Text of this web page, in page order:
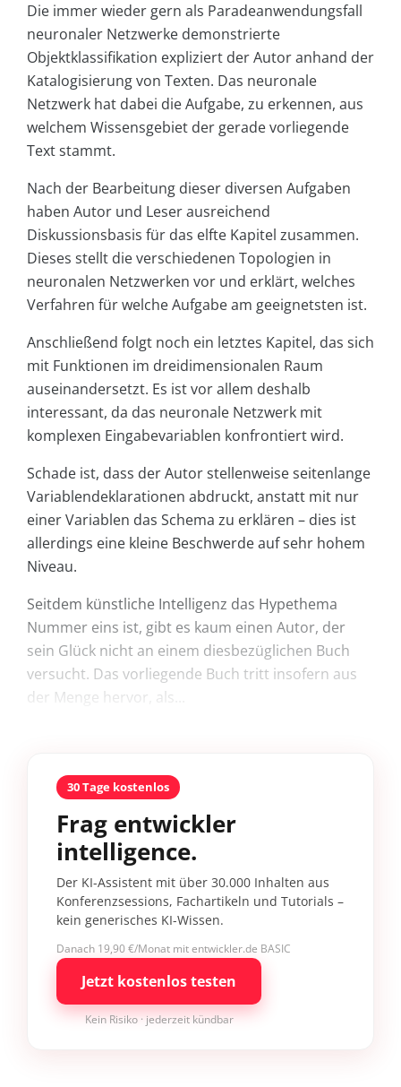
Die immer wieder gern als Paradeanwendungsfall
neuronaler Netzwerke demonstrierte
Objektklassifikation expliziert der Autor anhand der
Katalogisierung von Texten. Das neuronale
Netzwerk hat dabei die Aufgabe, zu erkennen, aus
welchem Wissensgebiet der gerade vorliegende
Text stammt.
Nach der Bearbeitung dieser diversen Aufgaben
haben Autor und Leser ausreichend
Diskussionsbasis für das elfte Kapitel zusammen.
Dieses stellt die verschiedenen Topologien in
neuronalen Netzwerken vor und erklärt, welches
Verfahren für welche Aufgabe am geeignetsten ist.
Anschließend folgt noch ein letztes Kapitel, das sich
mit Funktionen im dreidimensionalen Raum
auseinandersetzt. Es ist vor allem deshalb
interessant, da das neuronale Netzwerk mit
komplexen Eingabevariablen konfrontiert wird.
Schade ist, dass der Autor stellenweise seitenlange
Variablendeklarationen abdruckt, anstatt mit nur
einer Variablen das Schema zu erklären – dies ist
allerdings eine kleine Beschwerde auf sehr hohem
Niveau.
Seitdem künstliche Intelligenz das Hypethema
Nummer eins ist, gibt es kaum einen Autor, der
sein Glück nicht an einem diesbezüglichen Buch
versucht. Das vorliegende Buch tritt insofern aus
der Menge hervor, als...
30 Tage kostenlos
Frag entwickler
intelligence.
Der KI-Assistent mit über 30.000 Inhalten aus
Konferenzsessions, Fachartikeln und Tutorials –
kein generisches KI-Wissen.
Danach 19,90 €/Monat mit entwickler.de BASIC
Jetzt kostenlos testen
Kein Risiko · jederzeit kündbar